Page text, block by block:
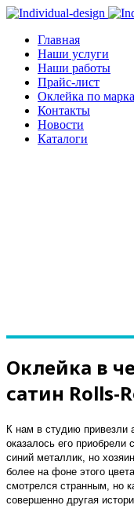
Главная
Наши услуги
Наши работы
Прайс-лист
Оклейка по
Контакты
Новости
Каталоги
Оклейка в
сатин Rolls-
К нам в студию привезли
оказалось его приобрели
синий металлик, но
более на фоне этого
смотрелся странным, но
совершенно другая